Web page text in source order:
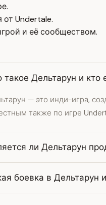
Undertale.
и её сообществом.
такое Дельтарун и кто
— это инди-игра,
также по игре
ли Дельтарун
боевка в Дельтарун